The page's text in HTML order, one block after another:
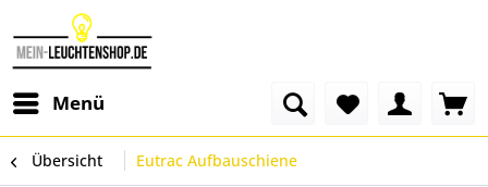
Menü
Übersicht Eutrac Aufbauschiene